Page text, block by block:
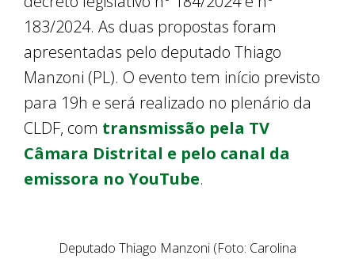
183/2024. As duas propostas foram
apresentadas pelo deputado Thiago
Manzoni (PL). O evento tem início previsto
para 19h e será realizado no plenário da
CLDF, com transmissão pela TV
Câmara Distrital e pelo canal da
emissora no YouTube.
Deputado Thiago Manzoni (Foto: Carolina